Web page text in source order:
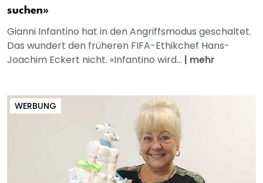
suchen»
Gianni Infantino hat in den Angriffsmodus geschaltet.
Das wundert den früheren FIFA-Ethikchef Hans-
Joachim Eckert nicht. «Infantino wird... | mehr
WERBUNG